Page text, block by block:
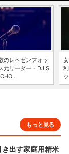
のレペゼンフォッ
元リーダー・DJ S
もっと見る
出す家庭用精米